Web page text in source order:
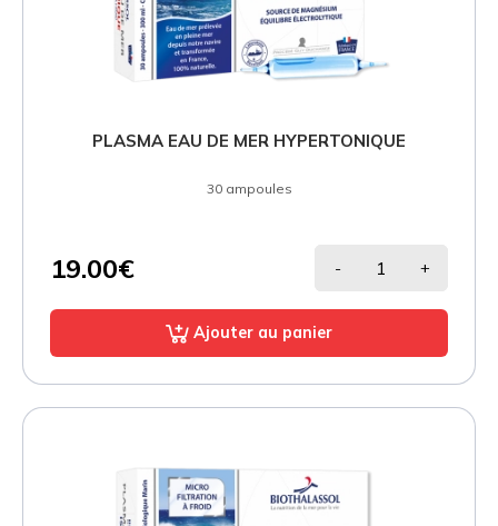
PLASMA EAU DE MER HYPERTONIQUE
30 ampoules
19.00€ - +
Ajouter au panier